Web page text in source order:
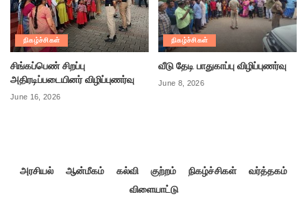
நிகழ்ச்சிகள்
சிங்கப்பெண் சிறப்பு
அதிரடிப்படையினர் விழிப்புணர்வு
June 16, 2026
நிகழ்ச்சிகள்
வீடு தேடி பாதுகாப்பு விழிப்புணர்வு
June 8, 2026
அரசியல் ஆன்மீகம் கல்வி குற்றம் நிகழ்ச்சிகள்
வர்த்தகம்
விளையாட்டு